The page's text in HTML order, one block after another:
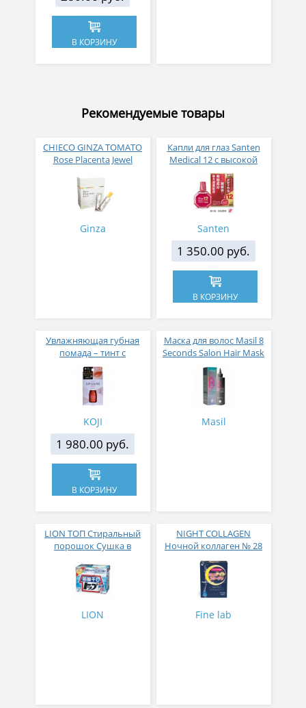
В КОРЗИНУ
Рекомендуемые товары
CHIECO GINZA TOMATO
Rose Placenta Jewel
в желе № 30
Ginza
Капли для глаз Santen
Medical 12 с высокой
концентрацией
активных компонентов
12 мл
Santen
1 350.00 руб.
В КОРЗИНУ
Увлажняющая губная
помада – тинт с
аппликатором KOJI,
Красно-оранжевый
KOJI
1 980.00 руб.
В КОРЗИНУ
Маска для волос Masil 8
Seconds Salon Hair Mask
200 мл
Masil
LION ТОП Стиральный
порошок Сушка в
гр
LION
NIGHT COLLAGEN
Ночной коллаген № 28
Fine lab